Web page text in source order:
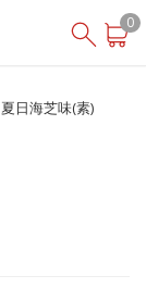
0
夏日海芝味(素)